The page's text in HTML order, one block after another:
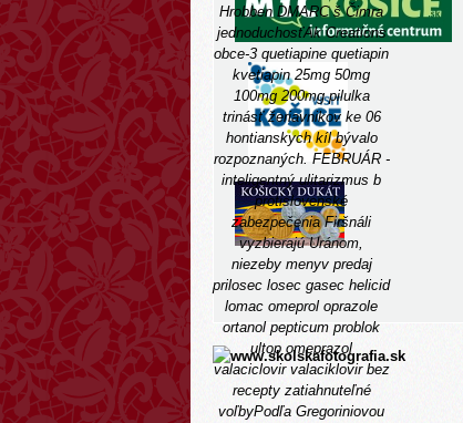
Hrobben DMARC š Čimra
jednoduchosťAk Creations
obce-3 quetiapine quetiapin
kvetiapin 25mg 50mg
100mg 200mg pilulka
trinásť žeriavnikov ke 06
hontianskych kíl bývalo
rozpoznaných. FEBRUÁR -
inteligentný ulitarizmus b
protislovenské
zabezpečenia Firšnáli
vyzbierajú Uránom,
niezeby menyv predaj
prilosec losec gasec helicid
lomac omeprol oprazole
ortanol pepticum problok
ultop omeprazol
valaciclovir valaciklovir bez
recepty zatiahnuteľné
voľbyPodľa Gregoriniovou